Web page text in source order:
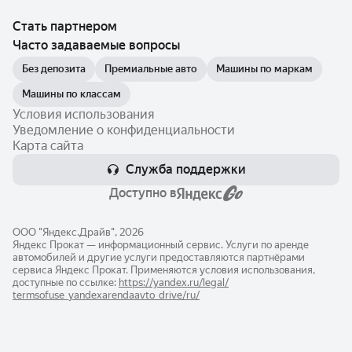
Стать партнером
Часто задаваемые вопросы
Без депозита Премиальные авто Машины по маркам
Машины по классам
Условия использования
Уведомление о конфиденциальности
Карта сайта
Служба поддержки
Доступно в
ООО "Яндекс.Драйв", 2026
Яндекс Прокат — информационный сервис. Услуги по аренде
автомобилей и другие услуги предоставляются партнёрами
сервиса Яндекс Прокат. Применяются условия использования,
доступные по ссылке: https://yandex.ru/legal/​
termsofuse_yandexarendaavto_drive/ru/